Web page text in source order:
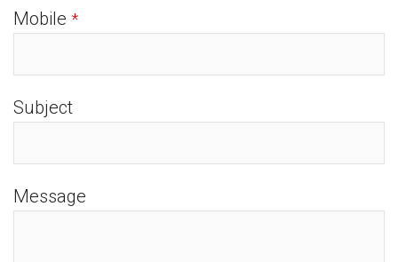
Mobile *
Subject
Message